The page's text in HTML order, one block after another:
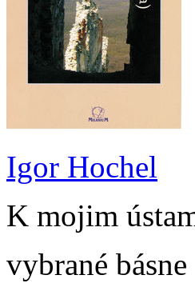
Igor Hochel
K mojim
vybrané básne